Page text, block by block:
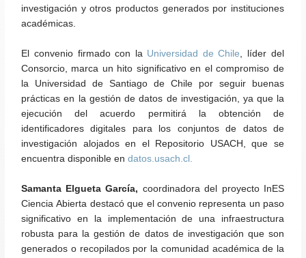
investigación y otros productos generados por instituciones
académicas.
El convenio firmado con la Universidad de Chile, líder del
Consorcio, marca un hito significativo en el compromiso de
la Universidad de Santiago de Chile porseguir buenas
prácticas en la gestión de datos de investigación, ya que la
ejecución del acuerdo permitirá la obtención de
identificadores digitales para los conjuntos de datos de
investigación alojados en el Repositorio USACH, que se
encuentra disponible endatos.usach.cl.
Samanta Elgueta García, coordinadora del proyecto InES
Ciencia Abierta destacó que el convenio representa un paso
significativo en la implementación de una infraestructura
robusta para la gestión de datos de investigación que son
generados o recopilados por la comunidad académica de la